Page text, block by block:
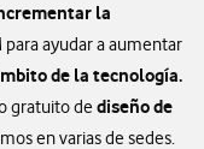
la
para ayudar a aumentar
de la tecnología.
gratuito de diseño de
en varias de sedes.